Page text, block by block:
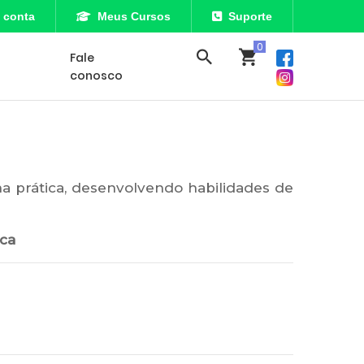
conta Meus Cursos Suporte
Fale
conosco
prática, desenvolvendo habilidades de